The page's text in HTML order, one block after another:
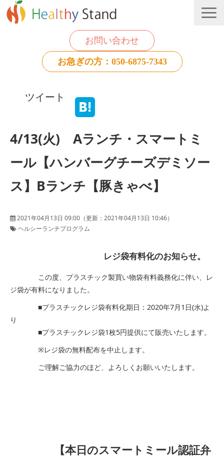
お問い合わせ
お急ぎの方：050-6875-7343
個人のお客様
ツイート
4/13(火) Aランチ・スマートミ
ール【ハンバーグチーズデミソー
ス】Bランチ【豚きゃべ】
2021年04月13日 09:00 （更新： 2021年04月13日 10:46）
ヘルシーランチプログラム
レジ袋有料化のお知らせ。
この度、プラスチック製買い物袋有料義務化に伴い、レ
ジ袋が有料になりました。
■プラスチックレジ袋有料化期日：2020年7月1日(水)よ
り
■プラスチックレジ袋1枚5円提供にて販売いたします。
※レジ袋の無料配布を中止します。
ご理解ご協力のほど、よろしくお願いいたします。
【本日のスマートミール認証弁